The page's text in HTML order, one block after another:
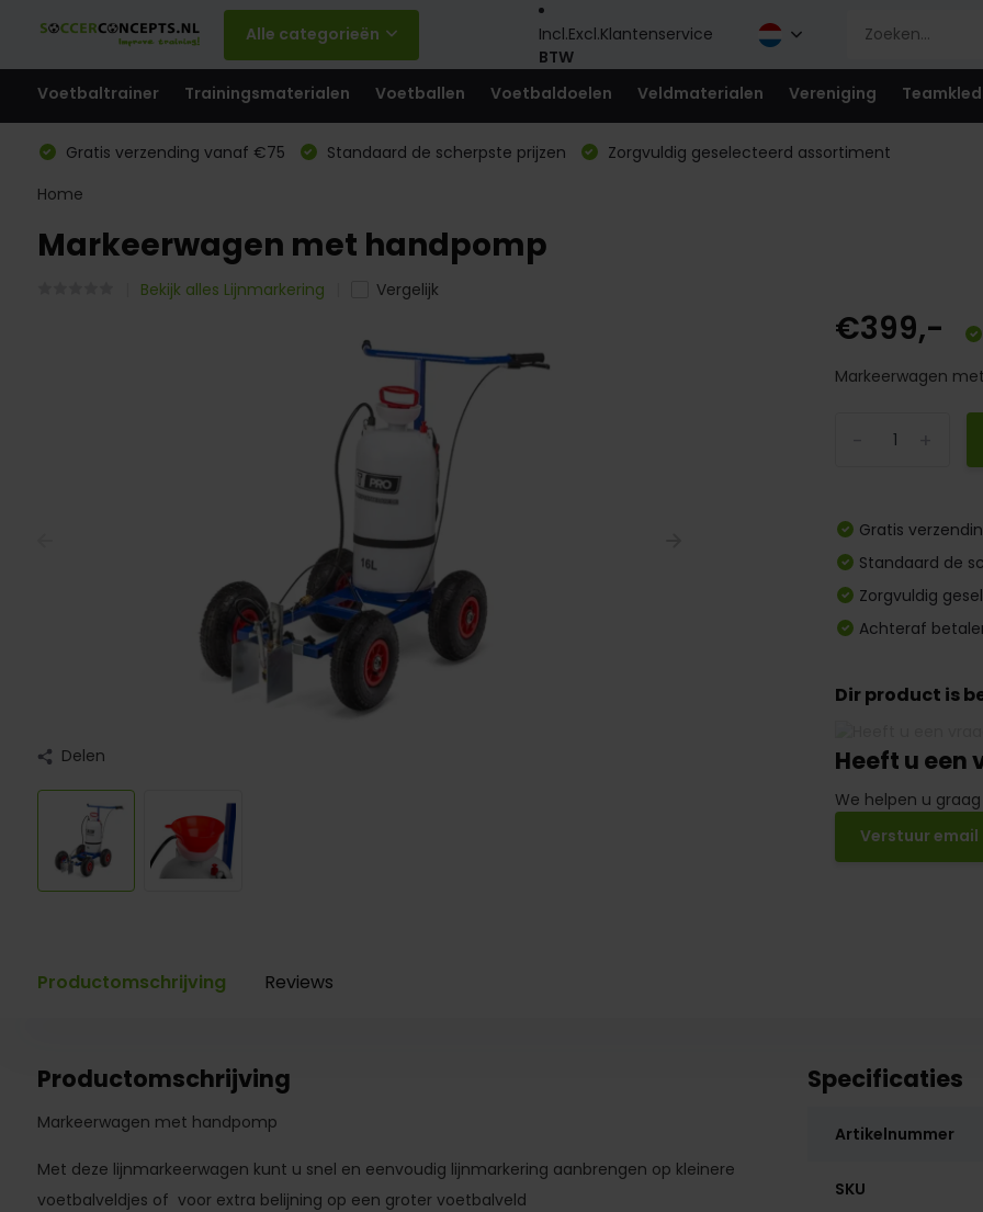
Alle categorieën Incl.Excl.
BTW
Klantenservice
Voetbaltrainer Trainingsmaterialen Voetballen Voetbaldoelen Veldmaterialen Vereniging
Gratis verzending vanaf €75 Standaard de scherpste prijzen
Zorgvuldig geselecteerd assortiment
Home
Markeerwagen met handpomp
Bekijk alles Lijnmarkering Vergelijk
Delen
€399,-
Markeerwagen
Gratis
Standaard de
Zorgvuldig
Achteraf
Dir product is
Heeft u een
We helpen u
Verstuur email
Productomschrijving Reviews
Productomschrijving
Markeerwagen met handpomp
Met deze lijnmarkeerwagen kunt u snel en eenvoudig lijnmarkering aanbrengen op kleinere
voetbalveldjes of voor extra belijning op een groter voetbalveld
Specificaties
Artikelnummer
SKU